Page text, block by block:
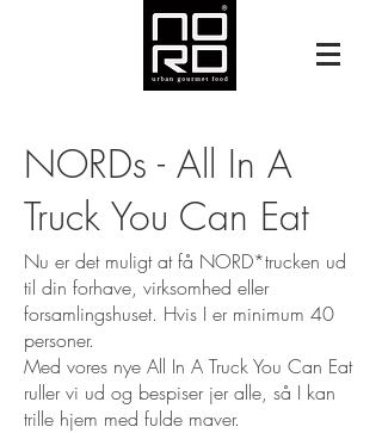
NORDs - All In A
Truck You Can Eat
Nu er det muligt at få NORD*trucken ud
til din forhave, virksomhed eller
forsamlingshuset. Hvis I er minimum 40
personer.
Med vores nye All In A Truck You Can Eat
ruller vi ud og bespiser jer alle, så I kan
trille hjem med fulde maver.